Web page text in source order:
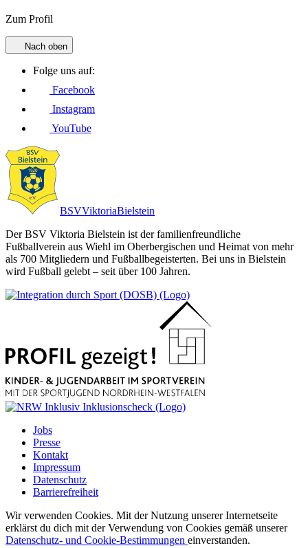
Zum Profil
Nach oben
Folge uns auf:
Facebook
Instagram
YouTube
BSVViktoriaBielstein
Der BSV Viktoria Bielstein ist der familienfreundliche
Fußballverein aus Wiehl im Oberbergischen und Heimat von mehr
als 700 Mitgliedern und Fußballbegeisterten. Bei uns in Bielstein
wird Fußball gelebt – seit über 100 Jahren.
Jobs
Presse
Kontakt
Impressum
Datenschutz
Barrierefreiheit
Wir verwenden Cookies. Mit der Nutzung unserer Internetseite
erklärst du dich mit der Verwendung von Cookies gemäß unserer
Datenschutz- und Cookie-Bestimmungen einverstanden.